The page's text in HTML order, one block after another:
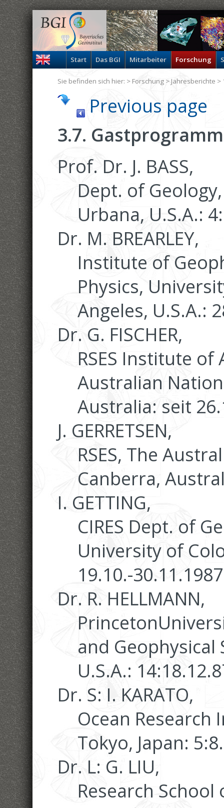
Start Das BGI Mitarbeiter Forschung
Previous page
3.7. Gastprogramm
Prof. Dr. J. BASS,
Dept. of
Urbana, U.S.A.:
Dr. M. BREARLEY,
Institute of
Physics,
Angeles, U.S.A.:
Dr. G. FISCHER,
RSES Institute of
Australian
Australia: seit
J. GERRETSEN,
RSES, The
Canberra,
I. GETTING,
CIRES Dept. of
University of
19.10.-30.11.1987
Dr. R. HELLMANN,
and Geophysical
U.S.A.:
Dr. S: I. KARATO,
Ocean
Tokyo, Japan:
Dr. L: G. LIU,
Research School
Sie befinden sich hier: > Forschung >Jahresberichte >